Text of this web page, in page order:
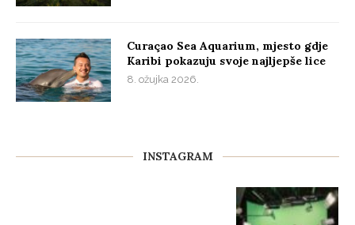
Curaçao Sea Aquarium, mjesto gdje
Karibi pokazuju svoje najljepše lice
8. ožujka 2026.
INSTAGRAM